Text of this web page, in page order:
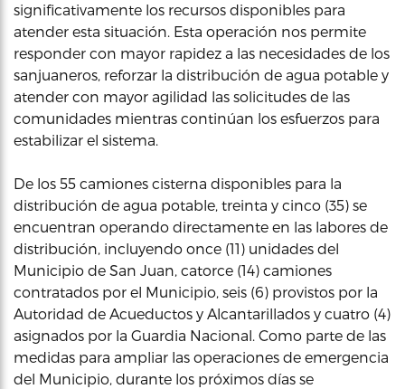
significativamente los recursos disponibles para
atender esta situación. Esta operación nos permite
responder con mayor rapidez a las necesidades de los
sanjuaneros, reforzar la distribución de agua potable y
atender con mayor agilidad las solicitudes de las
comunidades mientras continúan los esfuerzos para
estabilizar el sistema.
De los 55 camiones cisterna disponibles para la
distribución de agua potable, treinta y cinco (35) se
encuentran operando directamente en las labores de
distribución, incluyendo once (11) unidades del
Municipio de San Juan, catorce (14) camiones
contratados por el Municipio, seis (6) provistos por la
Autoridad de Acueductos y Alcantarillados y cuatro (4)
asignados por la Guardia Nacional. Como parte de las
medidas para ampliar las operaciones de emergencia
del Municipio, durante los próximos días se